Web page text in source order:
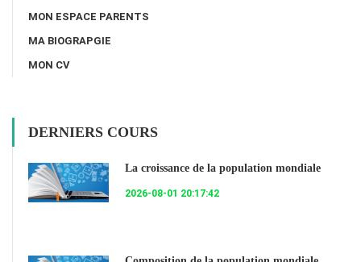
MON ESPACE PARENTS
MA BIOGRAPGIE
MON CV
DERNIERS COURS
La croissance de la population mondiale
2026-08-01 20:17:42